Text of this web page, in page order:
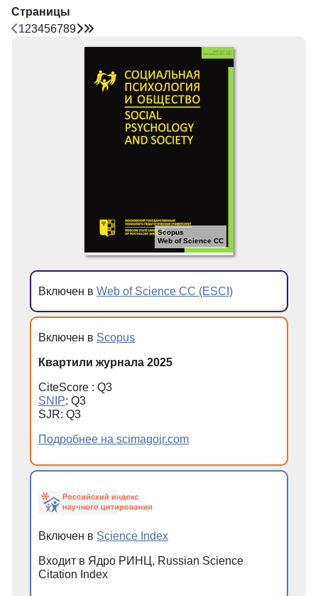
Страницы
123456789
Scopus
Web of Science CC
Включен в Web of Science CC (ESCI)
Включен в Scopus
Квартили журнала 2025
CiteScore : Q3
SNIP: Q3
SJR: Q3
Подробнее на scimagojr.com
Включен в Science Index
Входит в Ядро РИНЦ, Russian Science
Citation Index